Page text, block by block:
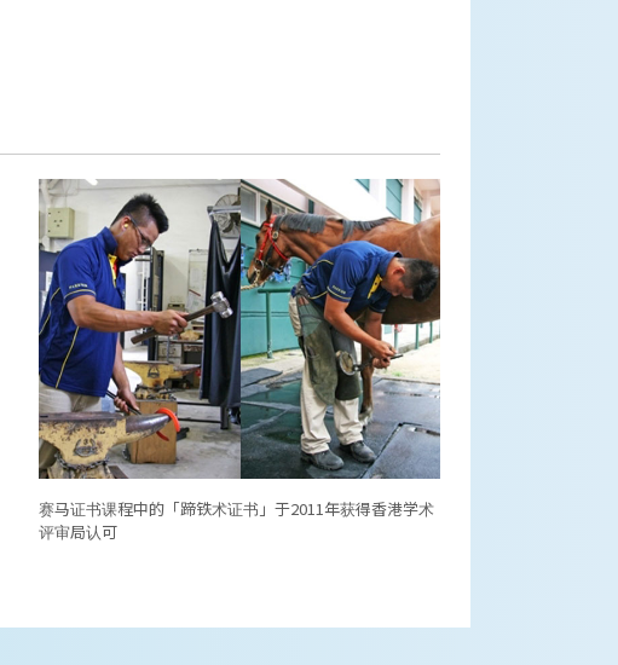
赛马证书课程中的「蹄铁术证书」于2011年获得香港学术
评审局认可